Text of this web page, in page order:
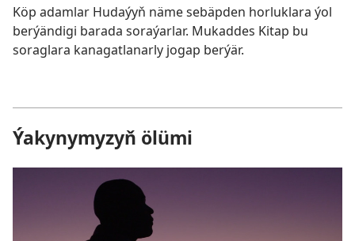
Köp adamlar Hudaýyň näme sebäpden horluklara ýol
berýändigi barada soraýarlar. Mukaddes Kitap bu
soraglara kanagatlanarly jogap berýär.
Ýakynymyzyň ölümi